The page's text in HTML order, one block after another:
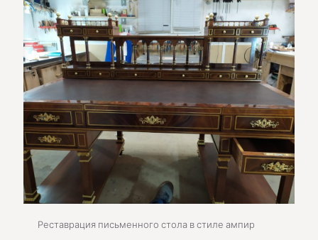
Реставрация письменного стола в стиле ампир